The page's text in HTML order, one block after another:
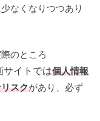
なくなりつつあり
のところ
サイトでは個人情報
スクがあり、必ず